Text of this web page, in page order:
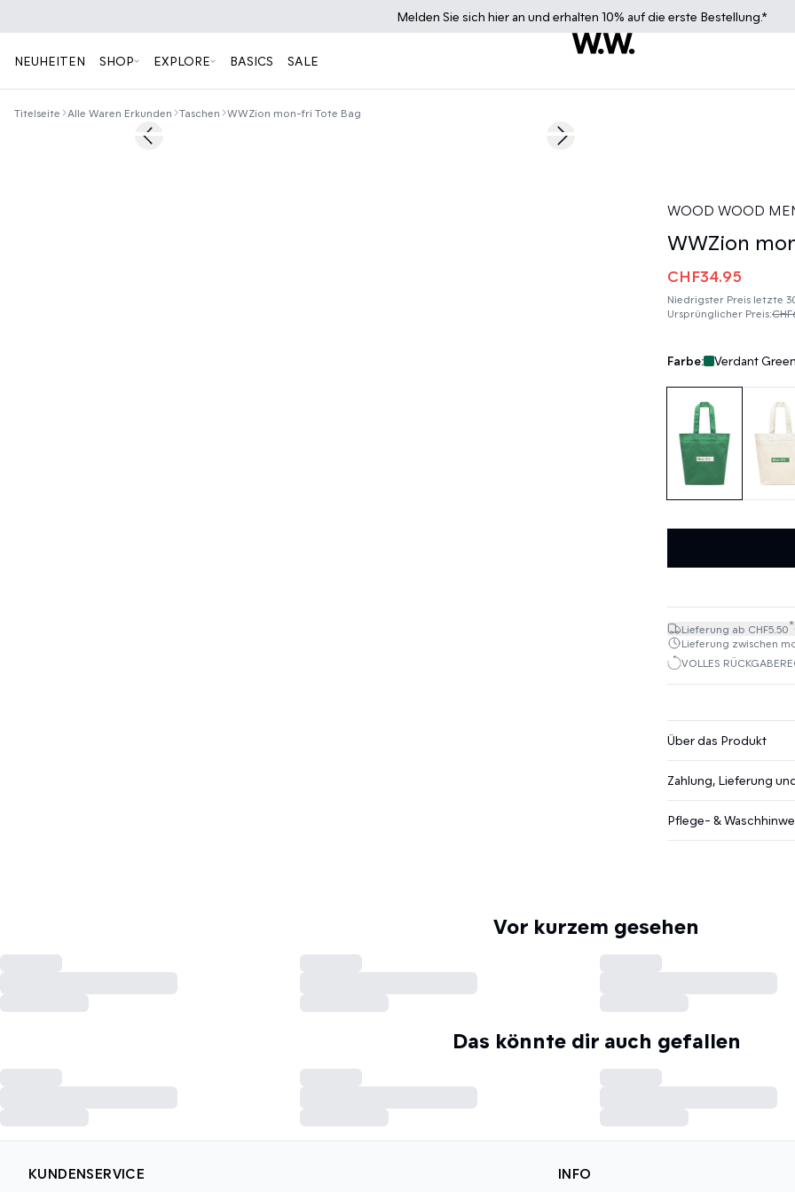
Melden Sie sich hier an und erhalten 10% auf die erste Bestellung.*
NEUHEITEN SHOP EXPLORE BASICS SALE
Titelseite Alle Waren Erkunden Taschen WWZion mon-fri Tote Bag
50%Previous slide Next slide
WOOD WOOD
WWZion
CHF34.95
Niedrigster Preis letzte
Ursprünglicher Preis:
Farbe: Verdant Green
Lieferung ab CHF5.50*
Lieferung zwischen
VOLLES
Über das Produkt
Zahlung, Lieferung
Pflege- &
Vor kurzem gesehen
Das könnte dir auch gefallen
KUNDENSERVICE INFO